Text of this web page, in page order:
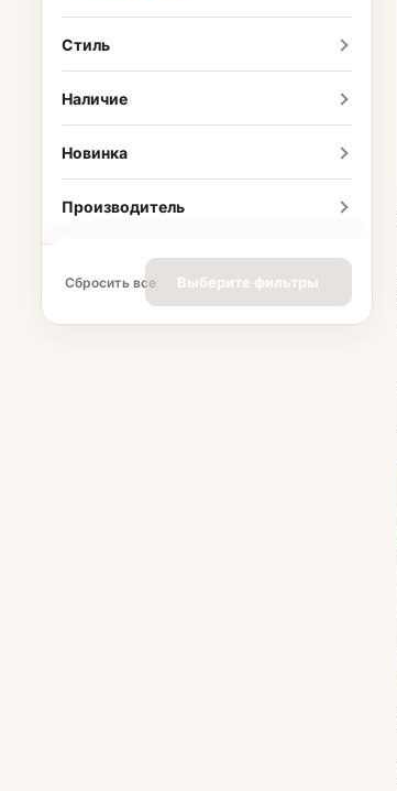
Стиль
Наличие
Новинка
Производитель
Сбросить все Выберите фильтры